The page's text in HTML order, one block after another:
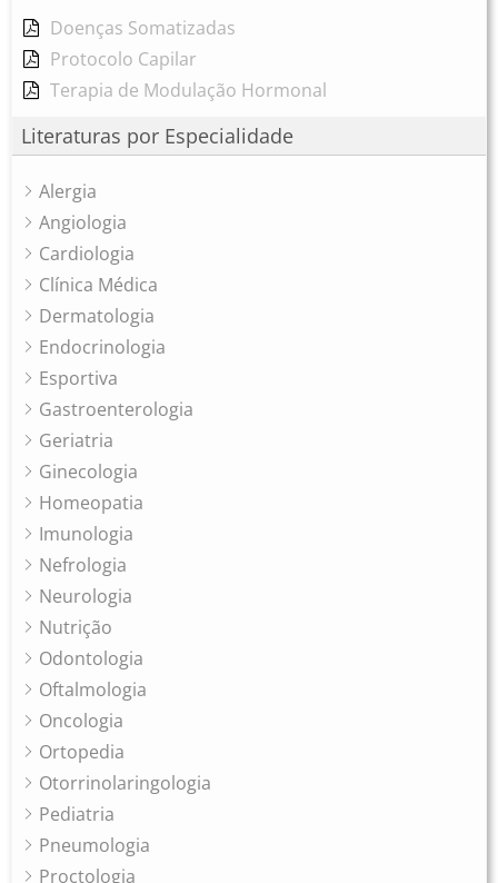
Doenças Somatizadas
Protocolo Capilar
Terapia de Modulação Hormonal
Literaturas por Especialidade
Alergia
Angiologia
Cardiologia
Clínica Médica
Dermatologia
Endocrinologia
Esportiva
Gastroenterologia
Geriatria
Ginecologia
Homeopatia
Imunologia
Nefrologia
Neurologia
Nutrição
Odontologia
Oftalmologia
Oncologia
Ortopedia
Otorrinolaringologia
Pediatria
Pneumologia
Proctologia